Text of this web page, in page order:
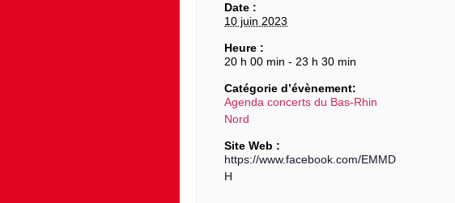
Date :
10 juin 2023
Heure :
20 h 00 min - 23 h 30 min
Catégorie d’évènement:
Agenda concerts du Bas-Rhin
Nord
Site Web :
https://www.facebook.com/EMMD
H